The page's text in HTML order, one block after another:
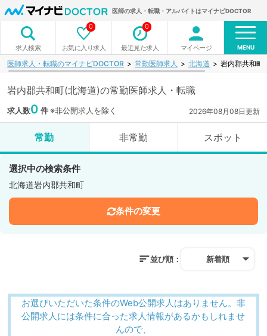
医師の求人・転職・アルバイトはマイナビDOCTOR
求人検索 お気に入り求人
0
最近見た求人
0
マイページ MENU
医師求人・転職のマイナビDOCTOR 常勤医師求人 北海道 岩内郡共和町
岩内郡共和町(北海道)の常勤医師求人・転職
求人数0 件※非公開求人を除く 2026年08月08日更新
常勤 非常勤 スポット
選択中の検索条件
北海道岩内郡共和町
条件の変更
並び順： 新着順
お選びいただいた条件のWeb公開求人はありません。非
公開求人には条件に合った求人情報があるかもしれませ
んので、